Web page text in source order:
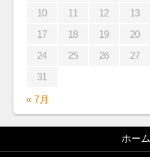
10 11 12 13
17 18 19 20
24 25 26 27
31
« 7月
ホーム